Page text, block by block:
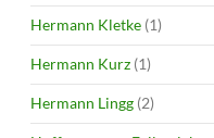
Hermann Kletke (1)
Hermann Kurz (1)
Hermann Lingg (2)